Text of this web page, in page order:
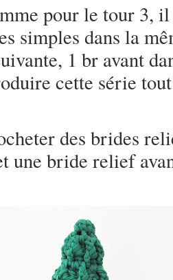
pour le tour 3,
simples dans la
1 br avant
cette série
des brides
une bride relief